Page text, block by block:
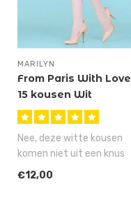
MARILYN
From Paris With Love
15 kousen Wit
Nee, deze witte kousen
komen niet uit een knus
atelier in Parijs, want
€12,00